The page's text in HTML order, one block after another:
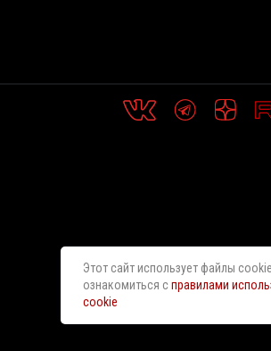
Этот сайт использует файлы
ознакомиться справилами
cookie